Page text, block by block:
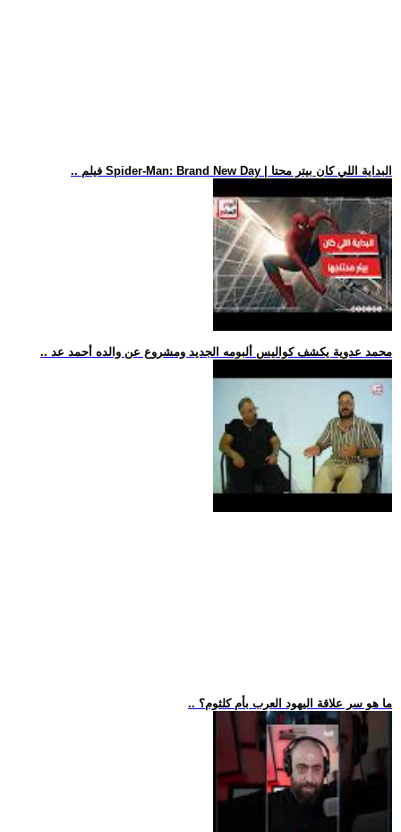
.. فيلم Spider-Man: Brand New Day | البداية اللي كان بيتر محتا
.. محمد عدوية يكشف كواليس ألبومه الجديد ومشروع عن والده أحمد عد
.. ما هو سر علاقة اليهود العرب بأم كلثوم؟